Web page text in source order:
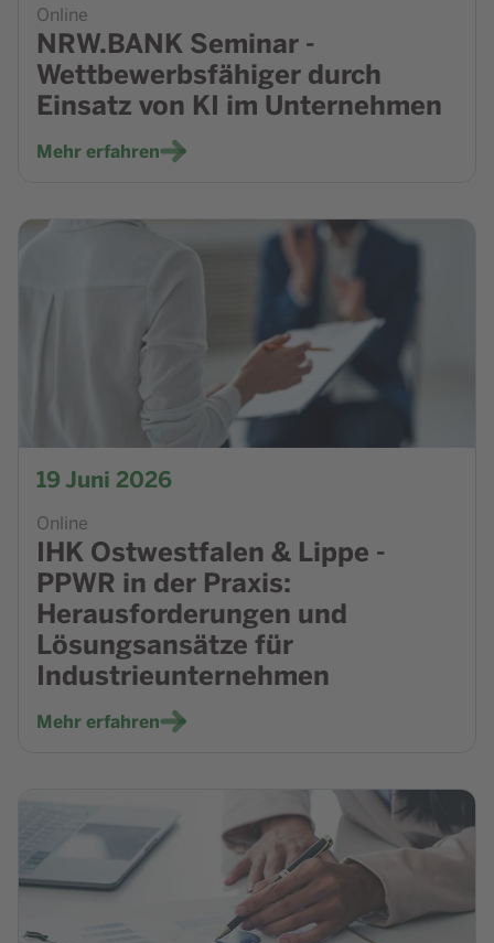
Online
NRW.BANK Seminar -
Wettbewerbsfähiger durch
Einsatz von KI im Unternehmen
Mehr erfahren
Zur Veranstaltung IHK Ostwestfalen & Lippe - PPWR in
19Juni 2026
Online
IHK Ostwestfalen & Lippe -
PPWR in der Praxis:
Herausforderungen und
Lösungsansätze für
Industrieunternehmen
Mehr erfahren
Zur Veranstaltung NRW.BANK Seminar - Die 8-Stunden-